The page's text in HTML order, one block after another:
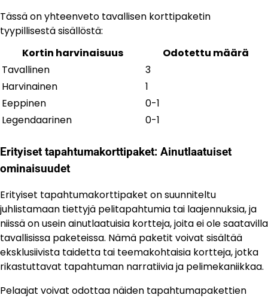
Tässä on yhteenveto tavallisen korttipaketin
tyypillisestä sisällöstä:
Kortin harvinaisuus
Odotettu määrä
Tavallinen
3
Harvinainen
1
Eeppinen
0-1
Legendaarinen
0-1
Erityiset tapahtumakorttipaket: Ainutlaatuiset
ominaisuudet
Erityiset tapahtumakorttipaket on suunniteltu
juhlistamaan tiettyjä pelitapahtumia tai laajennuksia, ja
niissä on usein ainutlaatuisia kortteja, joita ei ole saatavilla
tavallisissa paketeissa. Nämä paketit voivat sisältää
eksklusiivista taidetta tai teemakohtaisia kortteja, jotka
rikastuttavat tapahtuman narratiivia ja pelimekaniikkaa.
Pelaajat voivat odottaa näiden tapahtumapakettien